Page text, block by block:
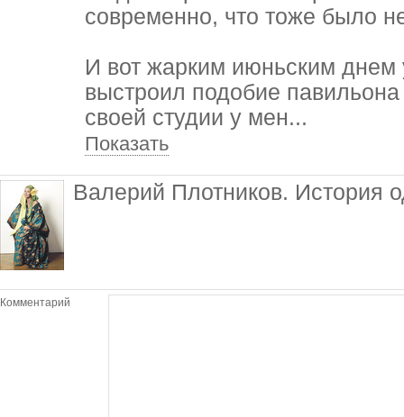
современно, что тоже было
И вот жарким июньским днем
выстроил подобие
своей студии у мен...
Показать
Валерий Плотников. История
Комментарий